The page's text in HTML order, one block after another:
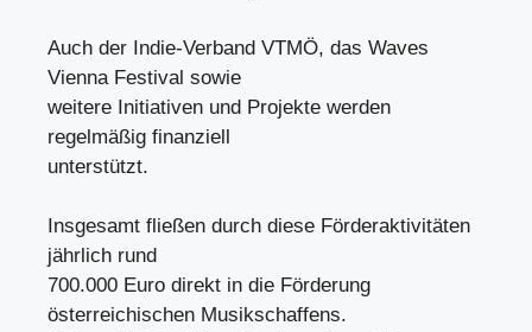
Auch der Indie-Verband VTMÖ, das Waves
Vienna Festival sowie
weitere Initiativen und Projekte werden
regelmäßig finanziell
unterstützt.
Insgesamt fließen durch diese Förderaktivitäten
jährlich rund
700.000 Euro direkt in die Förderung
österreichischen Musikschaffens.